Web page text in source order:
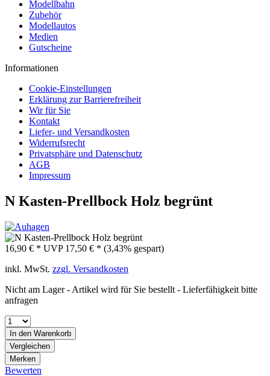
Modellbahn
Zubehör
Modellautos
Medien
Gutscheine
Informationen
Cookie-Einstellungen
Erklärung zur Barrierefreiheit
Wir für Sie
Kontakt
Liefer- und Versandkosten
Widerrufsrecht
Privatsphäre und Datenschutz
AGB
Impressum
N Kasten-Prellbock Holz begrünt
16,90 € * UVP 17,50 € * (3,43% gespart)
inkl. MwSt. zzgl. Versandkosten
Nicht am Lager - Artikel wird für Sie bestellt - Lieferfähigkeit bitte
anfragen
In den Warenkorb
Vergleichen
Merken
Bewerten